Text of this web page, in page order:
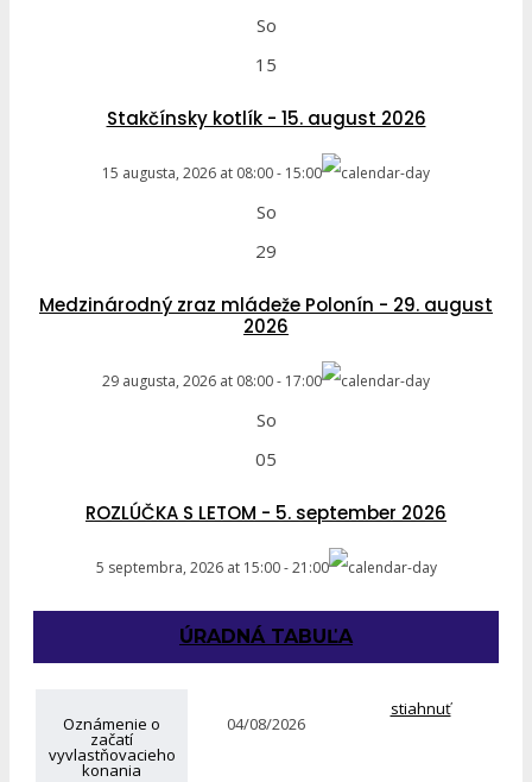
So
15
Stakčínsky kotlík - 15. august 2026
15 augusta, 2026 at 08:00- 15:00
So
29
Medzinárodný zraz mládeže Polonín - 29. august
2026
29 augusta, 2026 at 08:00- 17:00
So
05
ROZLÚČKA S LETOM - 5. september 2026
5 septembra, 2026 at 15:00-21:00
ÚRADNÁ TABUĽA
Oznámenie o
začatí
vyvlastňovacieho
konania
04/08/2026
stiahnuť